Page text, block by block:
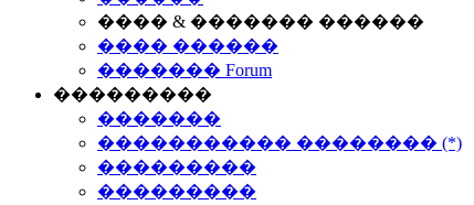
���� & ������� ������
���� ������
������� Forum
���������
�������
����������� �������� (*)
���������
���������